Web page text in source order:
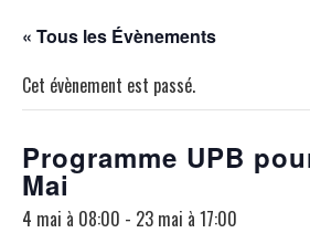
« Tous les Évènements
Cet évènement est passé.
Programme UPB
Mai
4 mai à 08:00 - 23 mai à 17:00